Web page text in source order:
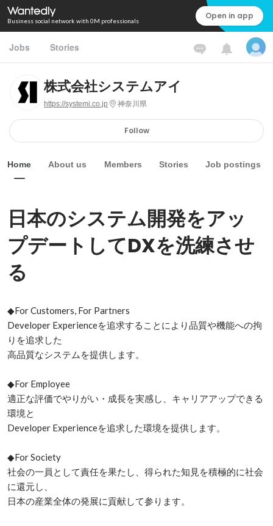
Business social network with 0M professionals Open in app
Jobs Stories
株式会社システムアイ
https://systemi.co.jp 神奈川県
Follow
Home About us Members Stories Job postings
日本のシステム開発をアッ
プデートしてDXを洗練させ
る
◆For Customers, For Partners
Developer Experienceを追求することにより品質や機能への拘
りを追求した
高品質なシステムを提供します。
◆For Employee
適正な評価でやりがい・成長を実感し、キャリアアップできる
環境と
Developer Experienceを追求した環境を提供します。
◆For Society
社会の一員として責任を果たし、得られた知見を積極的に社会
に還元し、
日本の産業全体の発展に貢献して参ります。